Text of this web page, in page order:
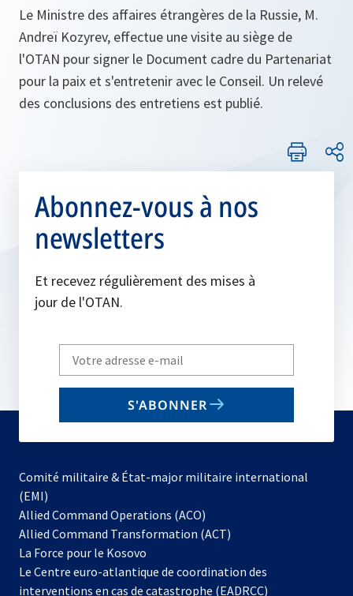
Le Ministre des affaires étrangères de la Russie, M.
Andreï Kozyrev, effectue une visite au siège de
l'OTAN pour signer le Document cadre du Partenariat
pour la paix et s'entretenir avec le Conseil. Un relevé
des conclusions des entretiens est publié.
Abonnez-vous à nos
newsletters
Et recevez régulièrement des mises à
jour de l'OTAN.
Write
your
email
S'ABONNER
Comité militaire & État-major militaire international
(EMI)
Allied Command Operations (ACO)
dans
nouvel
onglet
Allied Command Transformation (ACT)
La Force pour le Kosovo
dans
un
Le Centre euro-atlantique de coordination des
interventions en cas de catastrophe (EADRCC)